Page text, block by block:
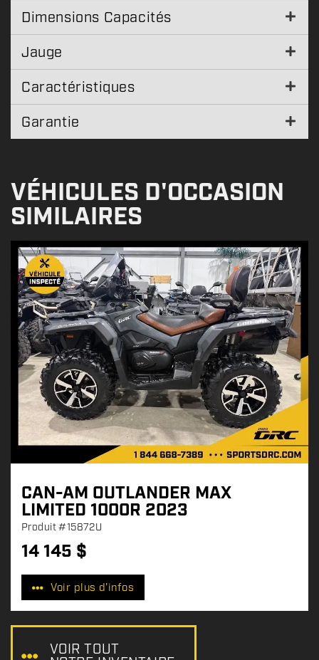
Dimensions Capacités
Jauge
Caractéristiques
Garantie
VÉHICULES D'OCCASION
SIMILAIRES
CAN-AM OUTLANDER MAX
LIMITED 1000R 2023
Produit#15872U
P
r
x
14 145 $
Voir plus d'infos
VOIR TOUT